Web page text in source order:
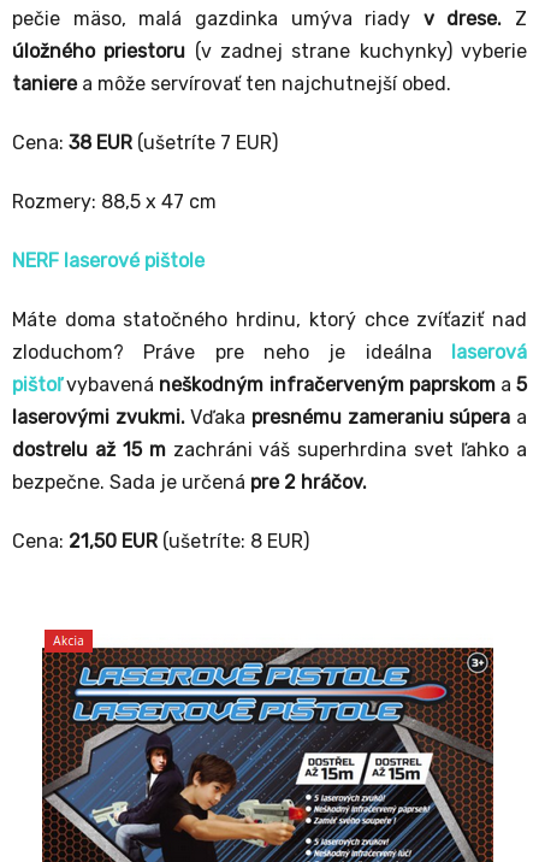
pečie mäso, malá gazdinka umýva riady v drese. Z
úložného priestoru (v zadnej strane kuchynky) vyberie
tanierea môže servírovať ten najchutnejší obed.
Cena: 38 EUR (ušetríte 7 EUR)
Rozmery: 88,5 x 47 cm
NERF laserové pištole
Máte doma statočného hrdinu, ktorý chce zvíťaziť nad
zloduchom? Práve pre neho je ideálna laserová
pištoľvybavená neškodným infračerveným paprskom a5
laserovými zvukmi.Vďaka presnému zameraniu súpera a
dostrelu až 15 mzachráni váš superhrdina svet ľahko a
bezpečne. Sada je určená pre 2 hráčov.
Cena: 21,50 EUR (ušetríte: 8 EUR)